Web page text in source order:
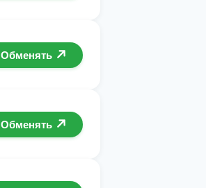
Обменять
Обменять